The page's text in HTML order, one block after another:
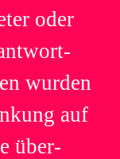
oder
wur­den
auf
über­